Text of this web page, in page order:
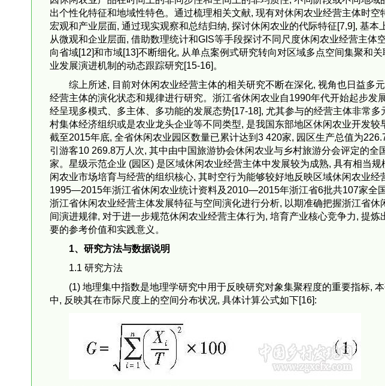
出个性化特征和地域性特色。通过梳理相关文献, 现有对休闲农业经营主体时
宏观和产业层面, 通过现实观察和总结归纳, 探讨休闲农业的代际特征[7,9], 基
从微观和企业层面, 借助数理统计和GIS等手段探讨不同尺度休闲农业经营主体
向省域[12]和市域[13]不断细化, 从单点案例式研究转向对区域多点空间集聚和
业发展演进机制的动态跟踪研究[15-16]。
综上所述, 目前对休闲农业经营主体的相关研究不断在深化, 视角也日益多
经营主体的演化状态和规律进行研究。浙江省休闲农业自1990年代开始起步发
经呈现多模式、多主体、多功能的发展态势[17-18], 尤其参与的经营主体非常多
村集体经济组织或是农业龙头企业等不同类型, 是我国东部地区休闲农业开发较
截至2015年底, 全省休闲农业园区数量已累计达到3 420家, 园区生产总值为
引游客10 269.8万人次, 其中由中国旅游协会休闲农业与乡村旅游分会评定的全
家。星级示范企业 (园区) 是区域休闲农业经营主体中发展较为成熟, 具有相当
闲农业市场培育与经营的组织核心, 其时空行为能够较好地反映区域休闲农业
1995—2015年浙江省休闲农业统计资料及2010—2015年浙江省6批共107家全
浙江省休闲农业经营主体发展特征与空间演化进行分析, 以期准确把握浙江省
间演进规律, 对于进一步规范休闲农业经营主体行为, 培育产业核心竞争力, 提
要的参考价值和实践意义。
1、研究方法与数据说明
1.1 研究方法
(1) 地理集中指数是地理学研究中用于反映研究对象集聚程度的重要指标,
中, 反映其在市际尺度上的空间分布状况, 具体计算公式如下[16]: